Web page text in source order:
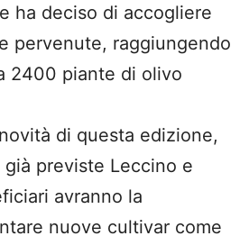
ha deciso di accogliere
pervenute, raggiungendo
2400 piante di olivo
di questa edizione,
previste Leccino e
avranno la
nuove cultivar come